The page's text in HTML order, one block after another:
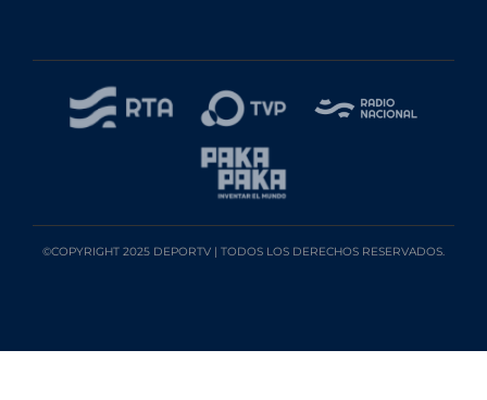
©COPYRIGHT 2025 DEPORTV | TODOS LOS DERECHOS RESERVADOS.